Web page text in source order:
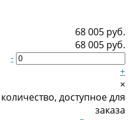
68 005 руб.
68 005 руб.
-
+
×
доступное для
заказа